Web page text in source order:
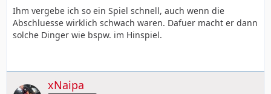
Ihm vergebe ich so ein Spiel schnell, auch wenn die
Abschluesse wirklich schwach waren. Dafuer macht er dann
solche Dinger wie bspw. im Hinspiel.
xNaipa